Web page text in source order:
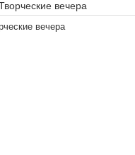
вечера